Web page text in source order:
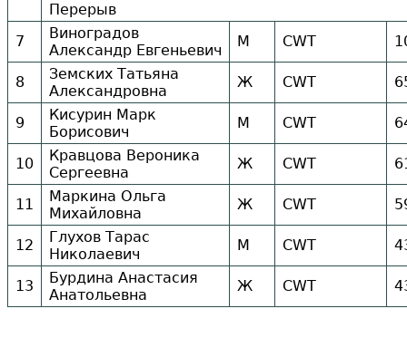
Перерыв
7
Виноградов
Александр Евгеньевич
М CWT
8
Земских Татьяна
Александровна
Ж CWT
9
Кисурин Марк
Борисович
М CWT
10
Кравцова Вероника
Сергеевна
Ж CWT
11
Маркина Ольга
Михайловна
Ж CWT
12
Глухов Тарас
Николаевич
М CWT
13
Бурдина Анастасия
Анатольевна
Ж CWT